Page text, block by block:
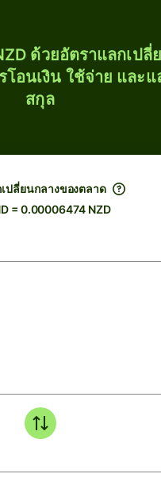
ด้วยอัตราแลกเป
อนเงิน ใช้จ่าย และแ
สกุล
ปลี่ยนกลางของตลาด
= 0.00006474 NZD